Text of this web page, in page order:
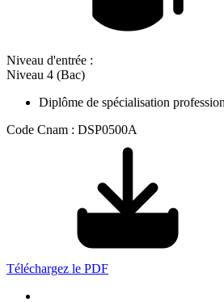
Niveau d'entrée :
Niveau 4 (Bac)
Diplôme de spécialisation
Code Cnam : DSP0500A
Téléchargez le PDF